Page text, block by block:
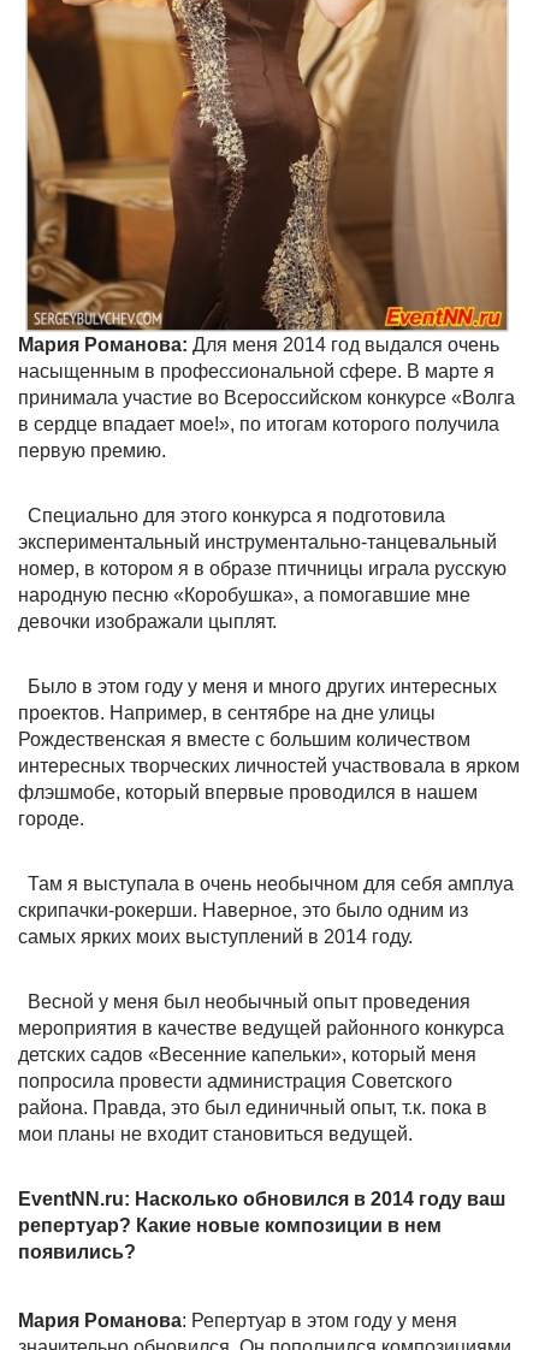
Мария Романова: Для меня 2014 год выдался очень
насыщенным в профессиональной сфере. В марте я
принимала участие во Всероссийском конкурсе «Волга
в сердце впадает мое!», по итогам которого получила
первую премию.
Специально для этого конкурса я подготовила
экспериментальный инструментально-танцевальный
номер, в котором я в образе птичницы играла русскую
народную песню «Коробушка», а помогавшие мне
девочки изображали цыплят.
Было в этом году у меня и много других интересных
проектов. Например, в сентябре на дне улицы
Рождественская я вместе с большим количеством
интересных творческих личностей участвовала в ярком
флэшмобе, который впервые проводился в нашем
городе.
Там я выступала в очень необычном для себя амплуа
скрипачки-рокерши. Наверное, это было одним из
самых ярких моих выступлений в 2014 году.
Весной у меня был необычный опыт проведения
мероприятия в качестве ведущей районного конкурса
детских садов «Весенние капельки», который меня
попросила провести администрация Советского
района. Правда, это был единичный опыт, т.к. пока в
мои планы не входит становиться ведущей.
EventNN.ru: Насколько обновился в 2014 году ваш
репертуар? Какие новые композиции в нем
появились?
Мария Романова: Репертуар в этом году у меня